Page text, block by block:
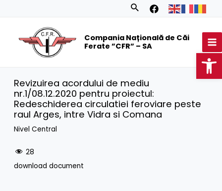
Search
Compania Națională de Căi
Ferate ”CFR” – SA
Revizuirea acordului de mediu
nr.1/08.12.2020 pentru proiectul:
Redeschiderea circulatiei feroviare peste
raul Arges, intre Vidra si Comana
Nivel Central
28
download document